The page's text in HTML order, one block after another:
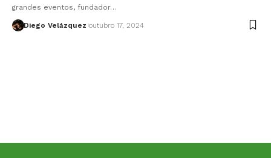
grandes eventos, fundador…
Diego Velázquez outubro 17, 2024